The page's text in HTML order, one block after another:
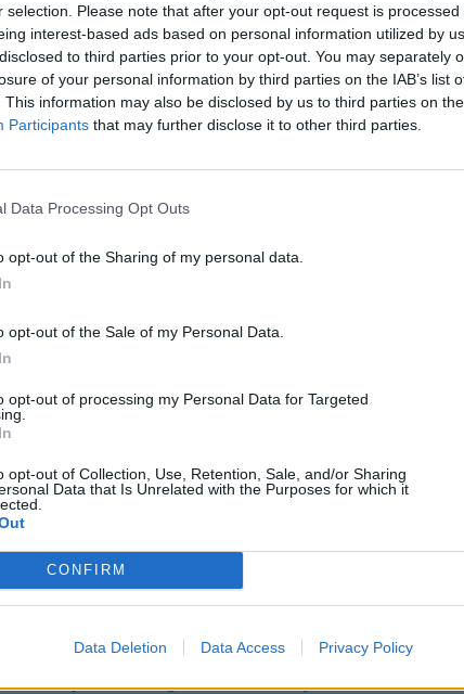
selection. Please note that after your opt-out request is processed
interest-based ads based on personal information utilized by
to third parties prior to your opt-out. You may separately
of your personal information by third parties on the IAB’s list
This information may also be disclosed by us to third parties on the
Participants that may further disclose it to other third parties.
Data Processing Opt Outs
opt-out of the Sharing of my personal data.
opt-out of the Sale of my Personal Data.
opt-out of processing my Personal Data for Targeted
opt-out of Collection, Use, Retention, Sale, and/or Sharing
Data that Is Unrelated with the Purposes for which it
CONFIRM
Data Deletion Data Access Privacy Policy
/ PAP / EPA)
w Waszyngtonie jako obserwator. Kraj reprezentował
na Bliskim Wschodzie. Obecne były liczne państwa arabskie
dol. ani wysyłania wojsk. Przydacz podkreślił, że
utworzonej z inicjatywy Donalda Trumpa. Polskę w roli
Kancelarii Prezydenta.
Wschodzie, tego, co zrobić ze Strefą Gazy na
co nie powinno nikogo dziwić – zauważył.